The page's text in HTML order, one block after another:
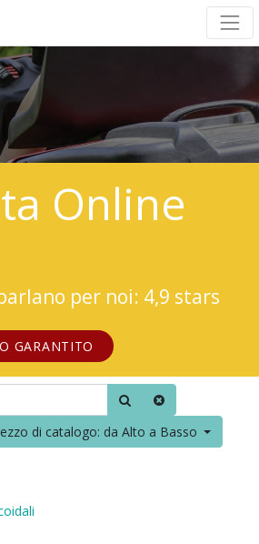
Online
per noi: 4,9 stars
GARANTITO
di catalogo: da Alto a Basso